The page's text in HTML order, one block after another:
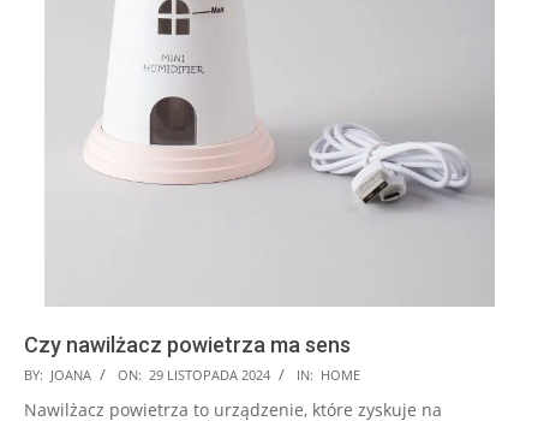
Czy nawilżacz powietrza ma sens
2024-
11-
BY: JOANA ON: 29 LISTOPADA 2024 IN: HOME
Nawilżacz powietrza to urządzenie, które zyskuje na